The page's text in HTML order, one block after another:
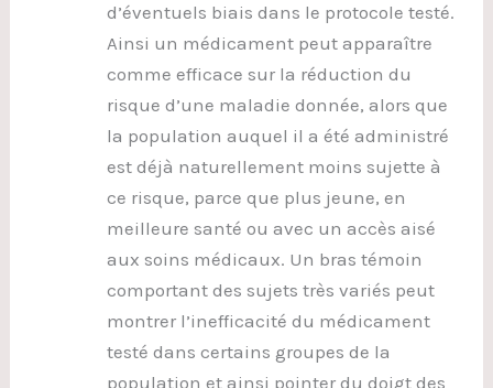
d’éventuels biais dans le protocole testé.
Ainsi un médicament peut apparaître
comme efficace sur la réduction du
risque d’une maladie donnée, alors que
la population auquel il a été administré
est déjà naturellement moins sujette à
ce risque, parce que plus jeune, en
meilleure santé ou avec un accès aisé
aux soins médicaux. Un bras témoin
comportant des sujets très variés peut
montrer l’inefficacité du médicament
testé dans certains groupes de la
population et ainsi pointer du doigt des